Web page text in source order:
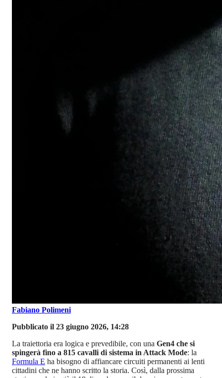
Fabiano Polimeni
Pubblicato il 23 giugno 2026, 14:28
La traiettoria era logica e prevedibile, con una Gen4 che si
spingerà fino a 815 cavalli di sistema in Attack Mode: la
Formula E ha bisogno di affiancare circuiti permanenti ai lenti
cittadini che ne hanno scritto la storia. Così, dalla prossima